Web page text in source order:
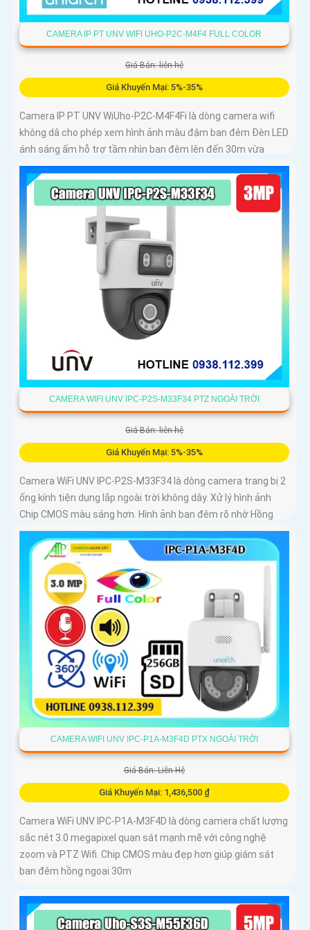
CAMERA IP PT UNV WIFI UHO-P2C-M4F4 FULL COLOR
Giá Bán: liên hệ
Giá Khuyến Mại: 5%-35%
Camera IP PT UNV WiUho-P2C-M4F4Fi là dòng camera wifi
không dâ cho phép xem hình ảnh màu đậm ban đêm Đèn LED
ánh sáng ấm hỗ trợ tầm nhìn ban đêm lên đến 30m vừa
chiếu sáng vừa cảnh báo với độ phân giải 4
CAMERA WIFI UNV IPC-P2S-M33F34 PTZ NGOÀI TRỜI
Giá Bán: liên hệ
Giá Khuyến Mại: 5%-35%
Camera WiFi UNV IPC-P2S-M33F34 là dòng camera trang bị 2
ống kính tiện dụng lắp ngoài trời không dây. Xử lý hình ảnh
Chip CMOS màu sáng hơn. Hình ảnh ban đêm rõ nhờ Hồng
Ngoại 30m
CAMERA WIFI UNV IPC-P1A-M3F4D PTX NGOÀI TRỜI
Giá Bán: Liên Hệ
Giá Khuyến Mại: 1,436,500 ₫
Camera WiFi UNV IPC-P1A-M3F4D là dòng camera chất lượng
sắc nét 3.0 megapixel quan sát mạnh mẽ với công nghệ
zoom và PTZ Wifi. Chip CMOS màu đẹp hơn giúp giám sát
ban đêm hồng ngoại 30m